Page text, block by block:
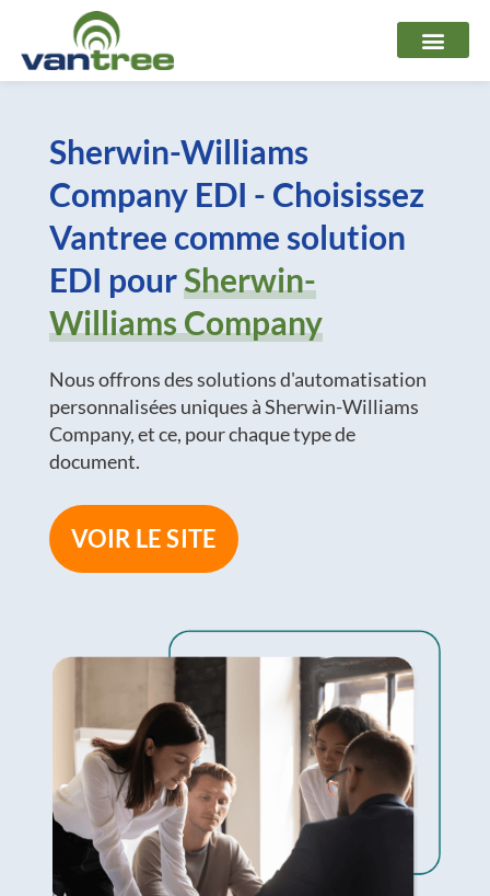
contenu
Sherwin-Williams
Company EDI - Choisissez
Vantree comme solution
EDI pourSherwin-
Williams Company
Nous offrons des solutions d'automatisation
personnalisées uniques à Sherwin-Williams
Company, et ce, pour chaque type de
document.
VOIR LE SITE